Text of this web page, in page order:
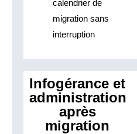
calendrier de
migration sans
interruption
Infogérance et
administration
après
migration